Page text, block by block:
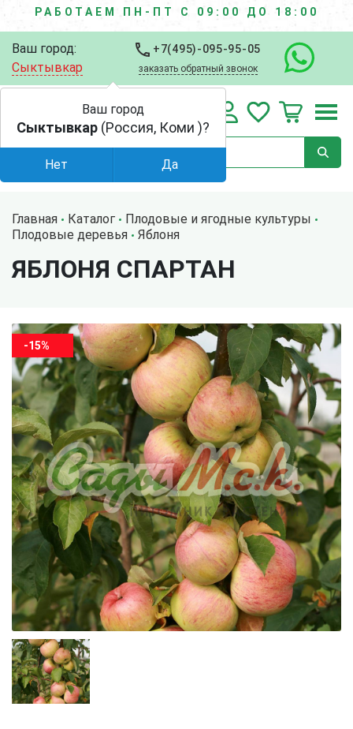
РАБОТАЕМ ПН-ПТ С 09:00 ДО 18:00
Ваш город:
Сыктывкар
+7(495)-095-95-05
заказать обратный звонок
Главная Каталог
Плодовые и ягодные культуры
Плодовые деревья
Яблоня
ЯБЛОНЯ СПАРТАН
-15%
Ваш город
Сыктывкар (Россия, Коми )?
Нет Да